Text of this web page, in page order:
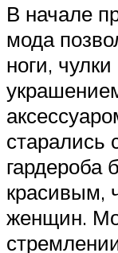
В начале
мода
ноги,
старались
гардероба
красивым,
женщин.